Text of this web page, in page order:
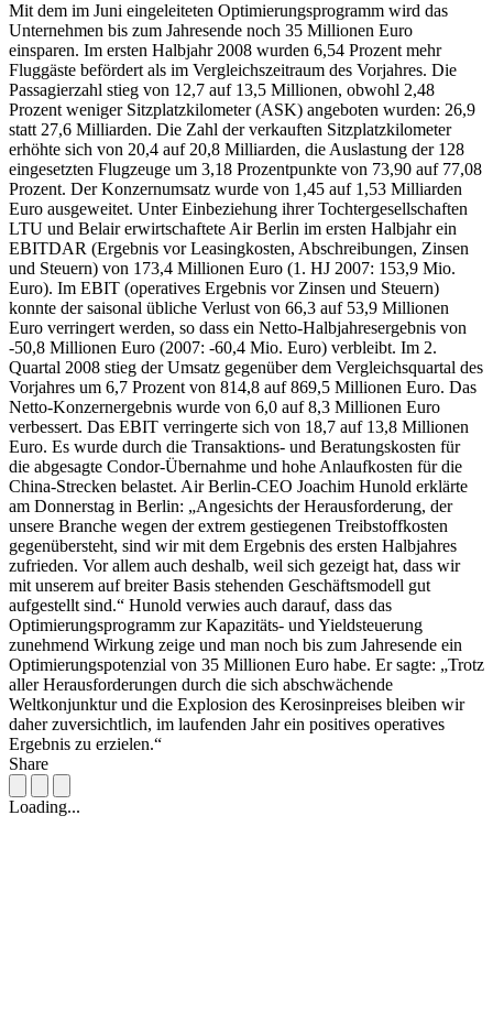
Mit dem im Juni eingeleiteten Optimierungsprogramm wird das
Unternehmen bis zum Jahresende noch 35 Millionen Euro
einsparen. Im ersten Halbjahr 2008 wurden 6,54 Prozent mehr
Fluggäste befördert als im Vergleichszeitraum des Vorjahres. Die
Passagierzahl stieg von 12,7 auf 13,5 Millionen, obwohl 2,48
Prozent weniger Sitzplatzkilometer (ASK) angeboten wurden: 26,9
statt 27,6 Milliarden. Die Zahl der verkauften Sitzplatzkilometer
erhöhte sich von 20,4 auf 20,8 Milliarden, die Auslastung der 128
eingesetzten Flugzeuge um 3,18 Prozentpunkte von 73,90 auf 77,08
Prozent. Der Konzernumsatz wurde von 1,45 auf 1,53 Milliarden
Euro ausgeweitet. Unter Einbeziehung ihrer Tochtergesellschaften
LTU und Belair erwirtschaftete Air Berlin im ersten Halbjahr ein
EBITDAR (Ergebnis vor Leasingkosten, Abschreibungen, Zinsen
und Steuern) von 173,4 Millionen Euro (1. HJ 2007: 153,9 Mio.
Euro). Im EBIT (operatives Ergebnis vor Zinsen und Steuern)
konnte der saisonal übliche Verlust von 66,3 auf 53,9 Millionen
Euro verringert werden, so dass ein Netto-Halbjahresergebnis von
-50,8 Millionen Euro (2007: -60,4 Mio. Euro) verbleibt. Im 2.
Quartal 2008 stieg der Umsatz gegenüber dem Vergleichsquartal des
Vorjahres um 6,7 Prozent von 814,8 auf 869,5 Millionen Euro. Das
Netto-Konzernergebnis wurde von 6,0 auf 8,3 Millionen Euro
verbessert. Das EBIT verringerte sich von 18,7 auf 13,8 Millionen
Euro. Es wurde durch die Transaktions- und Beratungskosten für
die abgesagte Condor-Übernahme und hohe Anlaufkosten für die
China-Strecken belastet. Air Berlin-CEO Joachim Hunold erklärte
am Donnerstag in Berlin: „Angesichts der Herausforderung, der
unsere Branche wegen der extrem gestiegenen Treibstoffkosten
gegenübersteht, sind wir mit dem Ergebnis des ersten Halbjahres
zufrieden. Vor allem auch deshalb, weil sich gezeigt hat, dass wir
mit unserem auf breiter Basis stehenden Geschäftsmodell gut
aufgestellt sind.“ Hunold verwies auch darauf, dass das
Optimierungsprogramm zur Kapazitäts- und Yieldsteuerung
zunehmend Wirkung zeige und man noch bis zum Jahresende ein
Optimierungspotenzial von 35 Millionen Euro habe. Er sagte: „Trotz
aller Herausforderungen durch die sich abschwächende
Weltkonjunktur und die Explosion des Kerosinpreises bleiben wir
daher zuversichtlich, im laufenden Jahr ein positives operatives
Ergebnis zu erzielen.“
Share
Loading...